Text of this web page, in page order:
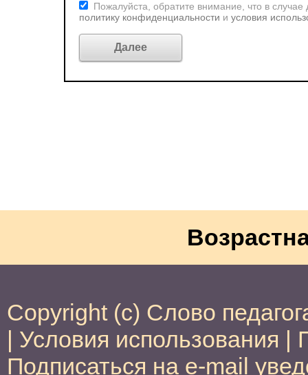
Пожалуйста, обратите внимание, что в
политику конфиденциальности и условия
Copyright (c) Слово
| Условия использования |
Подписаться на e-mail